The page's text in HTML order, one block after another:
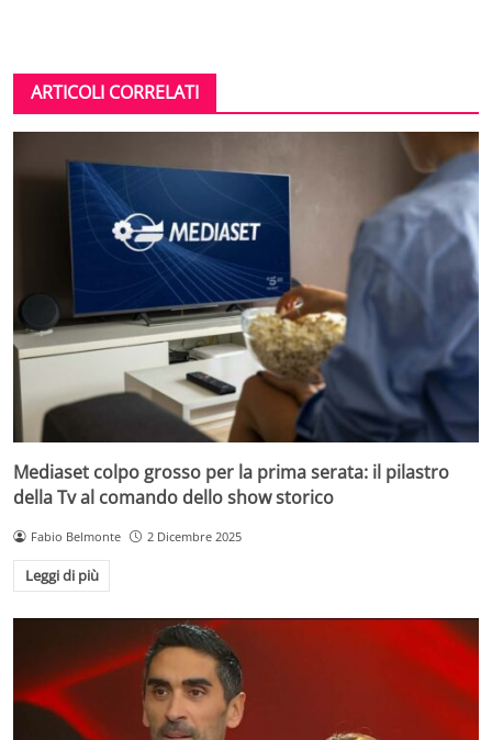
ARTICOLI CORRELATI
Mediaset colpo grosso per la prima serata: il pilastro
della Tv al comando dello show storico
Fabio Belmonte 2 Dicembre 2025
Leggi di più